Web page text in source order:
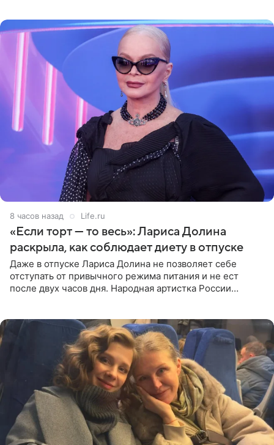
8 часов назад Life.ru
«Если торт — то весь»: Лариса Долина
раскрыла, как соблюдает диету в отпуске
Даже в отпуске Лариса Долина не позволяет себе
отступать от привычного режима питания и не ест
после двух часов дня. Народная артистка России